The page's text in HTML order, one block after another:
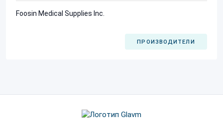
Foosin Medical Supplies Inc.
ПРОИЗВОДИТЕЛИ